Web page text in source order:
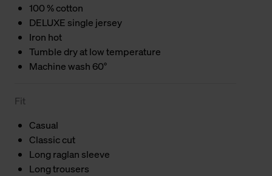
100 % cotton
DELUXE single jersey
Iron hot
Tumble dry at low temperature
Machine wash 60°
Fit
Casual
Classic cut
Long raglan sleeve
Long trousers